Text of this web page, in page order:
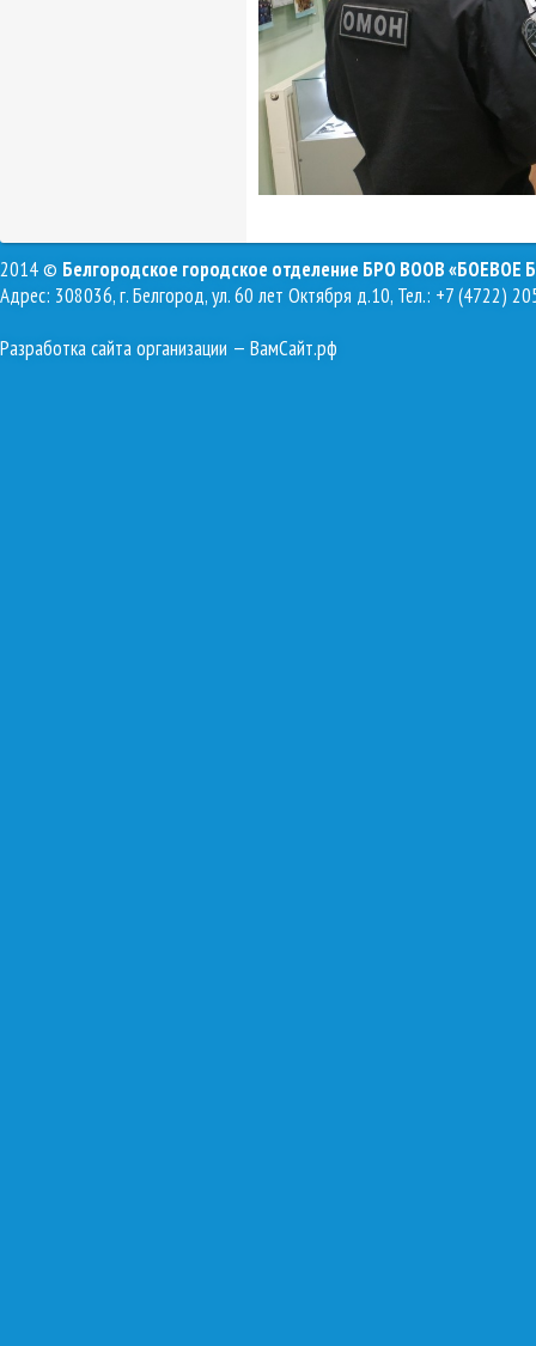
2014 © Белгородское городское отделение БРО ВООВ «БОЕВОЕ
Адрес: 308036, г. Белгород, ул. 60 лет Октября д.10, Тел.: +7 (4722)
Разработка сайта организации — ВамСайт.рф